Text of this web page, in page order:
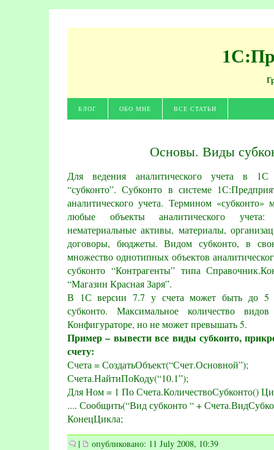
БЛОГ ОБО МНЕ ВСЕ СТАТЬИ
Основы. Виды
Для ведения аналитического учета в 1С
“субконто”. Субконто в системе
аналитического учета. Термином «субконто»
любые объекты аналитического учета:
нематериальные активы, материалы,
договоры, бюджеты. Видом субконто, в
множество однотипных объектов
субконто “Контрагенты” типа
“Магазин Красная Заря”.
В 1С версии 7.7 у счета может быть до 5
субконто. Максимальное количество
Конфигураторе, но не может превышать 5.
Пример – вывести все виды субконто,
счету:
Счета = СоздатьОбъект(“Счет.Основной”);
Счета.НайтиПоКоду(“10.1”);
Для Ном = 1 По Счета.КоличествоСубконто()
.... Сообщить(“Вид субконто “ +
КонецЦикла;
| опубликовано: 11 July 2008, 10:39